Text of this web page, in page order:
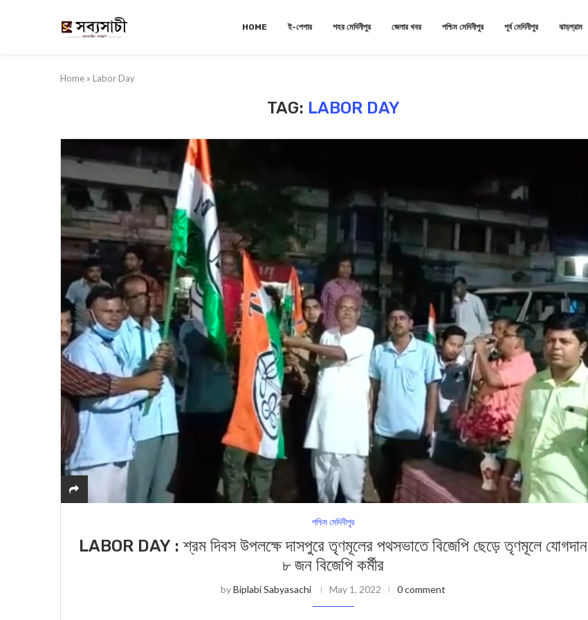
HOME ই-পেপার শহর মেদিনীপুর জেলার খবর পশ্চিম মেদিনীপুর পূর্ব মেদিনীপুর ঝাড়গ্রাম
Home » Labor Day
TAG: LABOR DAY
পশ্চিম মেদিনীপুর
LABOR DAY : শ্রম দিবস উপলক্ষে দাসপুরে তৃণমূলের পথসভাতে বিজেপি ছেড়ে তৃণমূলে যোগদান
৮ জন বিজেপি কর্মীর
byBiplabi Sabyasachi May 1, 2022 0 comment